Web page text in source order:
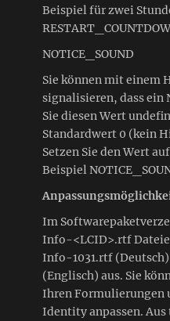
Beispiel für zwei
NOTICE_SOUND
Sie können mit einem
signalisieren, dass ein
Sie diesen Wert
Standardwert 0 (kein
Setzen Sie den Wert
Beispiel
Im
Info-<LCID>.rtf
Info-1031.rtf
(Englisch) aus. Sie
Ihren Formulierungen
Identity anpassen. Aus